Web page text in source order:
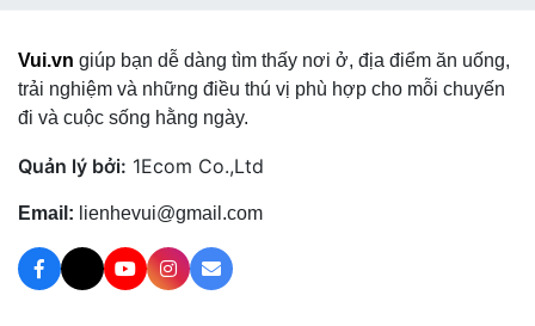
Vui.vn giúp bạn dễ dàng tìm thấy nơi ở, địa điểm ăn uống,
trải nghiệm và những điều thú vị phù hợp cho mỗi chuyến
đi và cuộc sống hằng ngày.
Quản lý bởi: 1Ecom Co.,Ltd
Email: lienhevui@gmail.com